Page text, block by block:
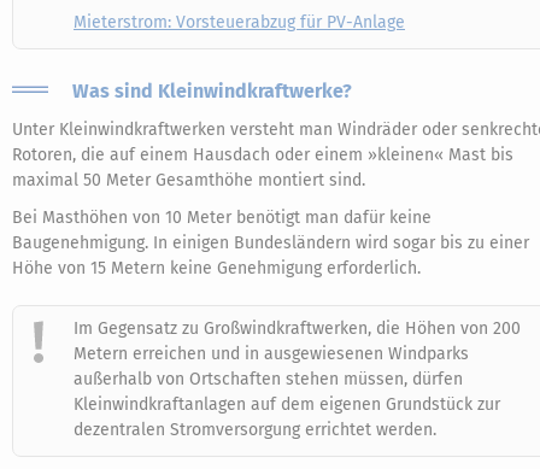
Mieterstrom: Vorsteuerabzug für PV-Anlage
Was sind Kleinwindkraftwerke?
Unter Kleinwindkraftwerken versteht man Windräder oder
Rotoren, die auf einem Hausdach oder einem »kleinen« Mast bis
maximal 50 Meter Gesamthöhe montiert sind.
Bei Masthöhen von 10 Meter benötigt man dafür keine
Baugenehmigung. In einigen Bundesländern wird sogar bis zu einer
Höhe von 15 Metern keine Genehmigung erforderlich.
Im Gegensatz zu Großwindkraftwerken, die Höhen von 200
Metern erreichen und in ausgewiesenen Windparks
außerhalb von Ortschaften stehen müssen, dürfen
Kleinwindkraftanlagen auf dem eigenen Grundstück zur
dezentralen Stromversorgung errichtet werden.